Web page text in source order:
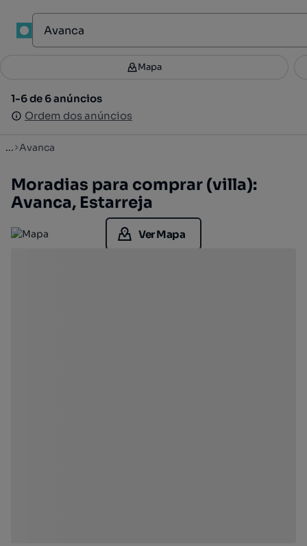
Filtros 3
1-6 de 6 anúncios
Ordem dos anúncios
Mapa
1-6 de 6 anúncios
Ordem dos anúncios
... Avanca
Moradias para comprar (villa):
Avanca, Estarreja
Ver Mapa